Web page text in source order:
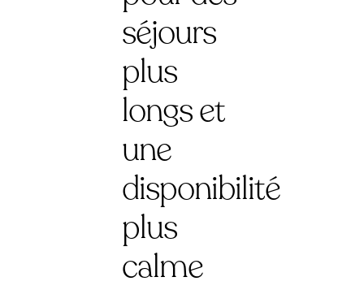
séjours
plus
longs et
une
disponibilité
plus
calme